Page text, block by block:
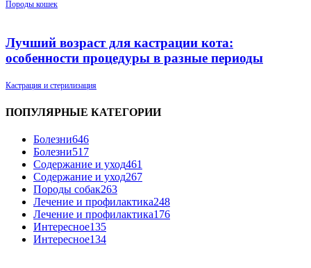
Породы кошек
Лучший возраст для кастрации кота:
особенности процедуры в разные периоды
Кастрация и стерилизация
ПОПУЛЯРНЫЕ КАТЕГОРИИ
Болезни646
Болезни517
Содержание и уход461
Содержание и уход267
Породы собак263
Лечение и профилактика248
Лечение и профилактика176
Интересное135
Интересное134